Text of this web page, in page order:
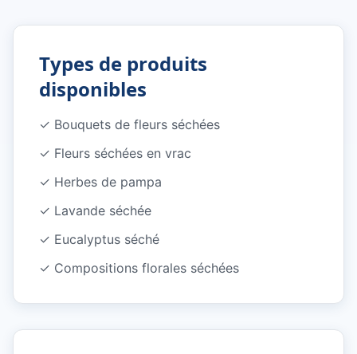
Types de produits
disponibles
✓ Bouquets de fleurs séchées
✓ Fleurs séchées en vrac
✓ Herbes de pampa
✓ Lavande séchée
✓ Eucalyptus séché
✓ Compositions florales séchées